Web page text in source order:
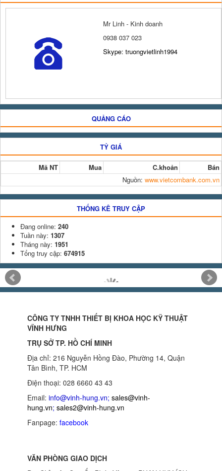
Mr Linh - Kinh doanh
0938 037 023
Skype: truongvietlinh1994
QUẢNG CÁO
TỶ GIÁ
Mã NT Mua C.khoản
Bán
Nguồn: www.vietcombank.com.vn
THỐNG KÊ TRUY CẬP
Đang online: 240
Tuần này: 1307
Tháng này: 1951
Tổng truy cập: 674915
CÔNG TY TNHH THIẾT BỊ KHOA HỌC KỸ THUẬT
VĨNH HƯNG
TRỤ SỞ TP. HỒ CHÍ MINH
Địa chỉ: 216 Nguyễn Hồng Đào, Phường 14, Quận
Tân Bình, TP. HCM
Điện thoại: 028 6660 43 43
Email: info@vinh-hung.vn; sales@vinh-
hung.vn; sales2@vinh-hung.vn
Fanpage: facebook
VĂN PHÒNG GIAO DỊCH